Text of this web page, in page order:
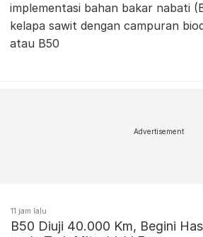
implementasi bahan bakar nabati
kelapa sawit dengan campuran
atau B50
Advertisement
11 jam lalu
B50 Diuji 40.000 Km, Begini